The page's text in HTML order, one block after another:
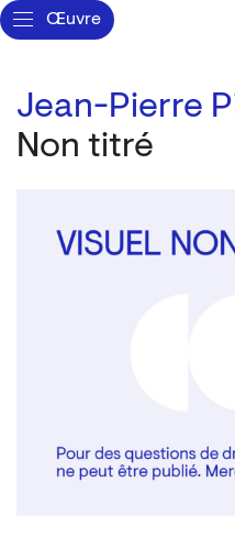
Œuvre
Jean-Pierre
Non titré